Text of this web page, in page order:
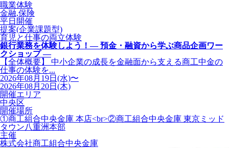
職業体験
金融,保険
平日開催
提案(企業課題型)
育児と仕事の両立体験
銀行業務を体験しよう！― 預金・融資から学ぶ商品企画ワー
クショップ ―
【全体概要】 中小企業の成長を金融面から支える商工中金の
仕事の体験を...
2026年08月19日(水)〜
2026年08月20日(木)
開催エリア
中央区
開催場所
①商工組合中央金庫 本店<br>②商工組合中央金庫 東京ミッド
タウン八重洲本部
主催
株式会社商工組合中央金庫